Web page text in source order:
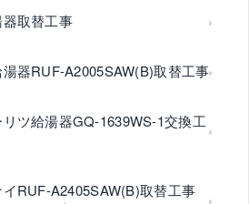
取替工事
器RUF-A2005SAW(B)取替工事
ツ給湯器GQ-1639WS-1交換工
RUF-A2405SAW(B)取替工事